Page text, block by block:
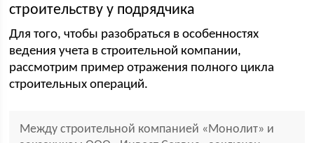
строительству у подрядчика
Для того, чтобы разобраться в особенностях
ведения учета в строительной компании,
рассмотрим пример отражения полного цикла
строительных операций.
Между строительной компанией «Монолит» и